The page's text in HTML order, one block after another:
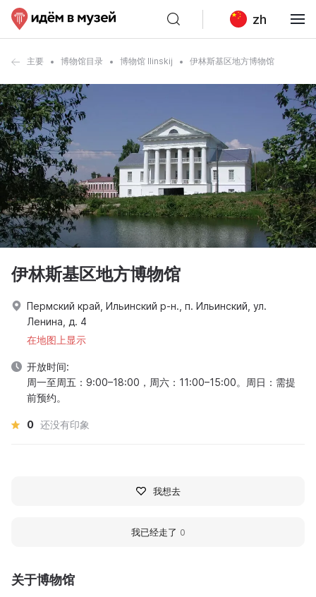
zh
主要 博物馆目录 博物馆 Ilinskij 伊林斯基区地方博物馆
关于博物馆
伊林斯基区地方博物馆
Пермский край, Ильинский р-н., п. Ильинский, ул.
Ленина, д. 4
在地图上显示
开放时间:
周一至周五：9:00–18:00，周六：11:00–15:00。周日：需提
前预约。
0 还没有印象
我想去
我已经走了 0